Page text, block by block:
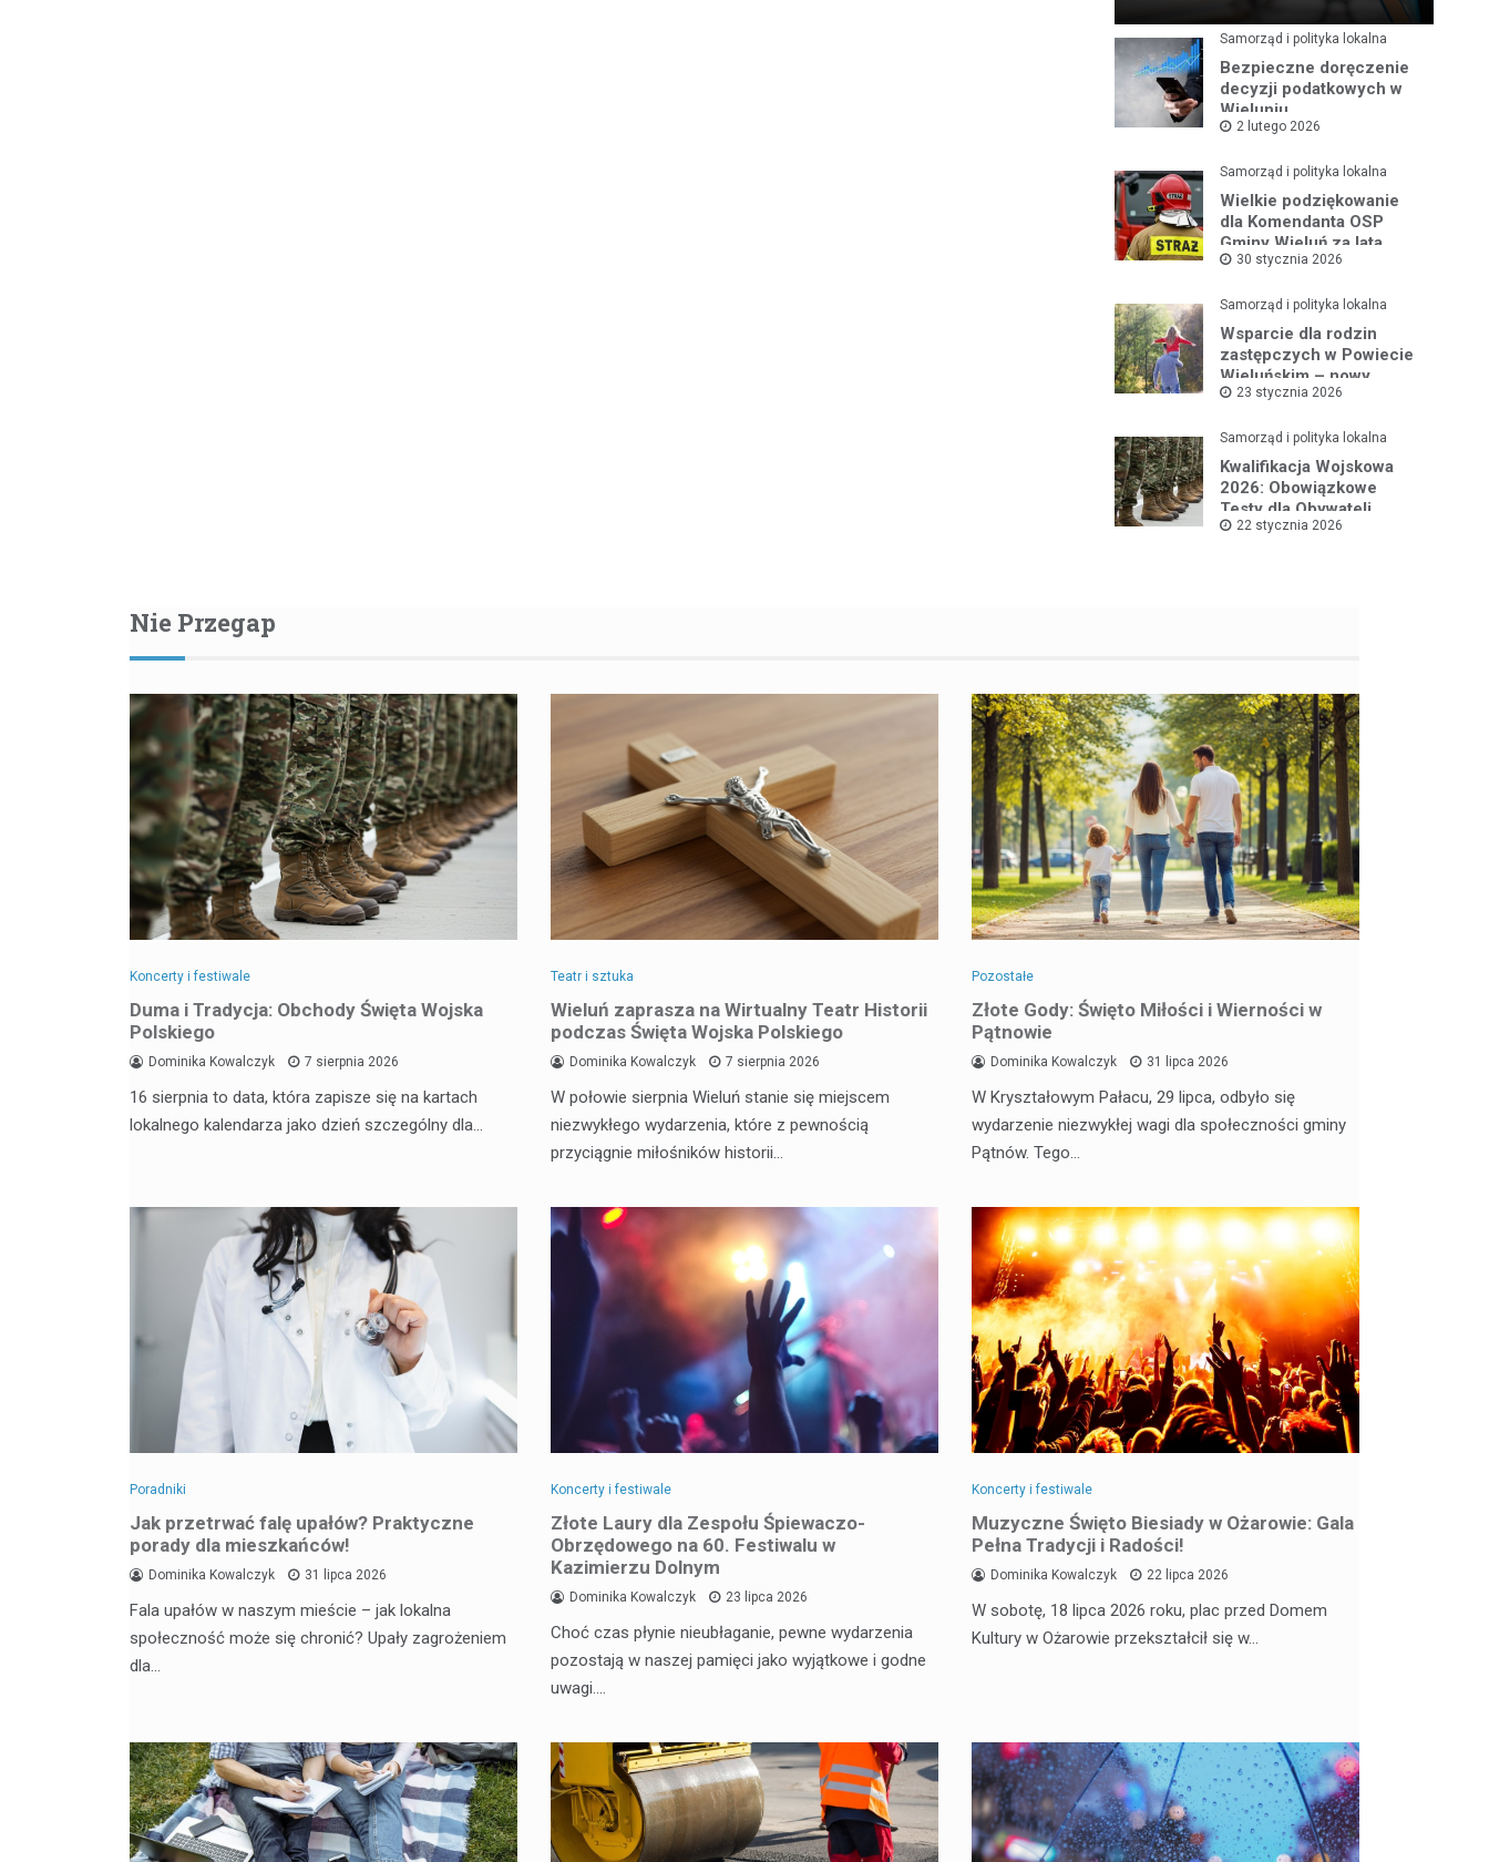
Samorząd i polityka lokalna
Bezpieczne doręczenie
decyzji podatkowych w
Wieluniu
2 lutego 2026
Samorząd i polityka lokalna
Wielkie podziękowanie
dla Komendanta OSP
Gminy Wieluń za lata
służby
30 stycznia 2026
Samorząd i polityka lokalna
Wsparcie dla rodzin
zastępczych w Powiecie
Wieluńskim – nowy
projekt na rzecz dzieci
23 stycznia 2026
Samorząd i polityka lokalna
Kwalifikacja Wojskowa
2026: Obowiązkowe
Testy dla Obywateli
22 stycznia 2026
Nie Przegap
Koncerty i festiwale
Duma i Tradycja: Obchody Święta Wojska
Polskiego
Dominika Kowalczyk 7 sierpnia 2026
16 sierpnia to data, która zapisze się na kartach
lokalnego kalendarza jako dzień szczególny dla…
Teatr i sztuka
Wieluń zaprasza na Wirtualny Teatr Historii
podczas Święta Wojska Polskiego
Dominika Kowalczyk 7 sierpnia 2026
W połowie sierpnia Wieluń stanie się miejscem
niezwykłego wydarzenia, które z pewnością
przyciągnie miłośników historii…
Pozostałe
Złote Gody: Święto Miłości i Wierności w
Pątnowie
Dominika Kowalczyk 31 lipca 2026
W Kryształowym Pałacu, 29 lipca, odbyło się
wydarzenie niezwykłej wagi dla społeczności gminy
Pątnów. Tego…
Poradniki
Jak przetrwać falę upałów? Praktyczne
porady dla mieszkańców!
Dominika Kowalczyk 31 lipca 2026
Fala upałów w naszym mieście – jak lokalna
społeczność może się chronić? Upały zagrożeniem
dla…
Koncerty i festiwale
Złote Laury dla Zespołu Śpiewaczo-
Obrzędowego na 60. Festiwalu w
Kazimierzu Dolnym
Dominika Kowalczyk 23 lipca 2026
Choć czas płynie nieubłaganie, pewne wydarzenia
pozostają w naszej pamięci jako wyjątkowe i godne
uwagi.…
Koncerty i festiwale
Muzyczne Święto Biesiady w Ożarowie: Gala
Pełna Tradycji i Radości!
Dominika Kowalczyk 22 lipca 2026
W sobotę, 18 lipca 2026 roku, plac przed Domem
Kultury w Ożarowie przekształcił się w…